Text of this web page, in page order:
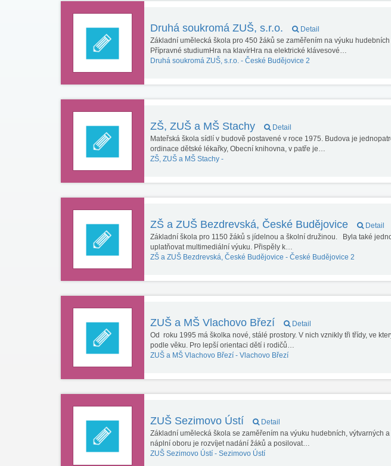
Druhá soukromá ZUŠ, s.r.o.
Detail
Základní umělecká škola pro 450 žáků se zaměřením na výuku
Přípravné studiumHra na klavírHra na elektrické klávesové…
Druhá soukromá ZUŠ, s.r.o. - České Budějovice 2
ZŠ, ZUŠ a MŠ Stachy
Detail
Mateřská škola sídlí v budově postavené v roce 1975. Budova je
ordinace dětské lékařky, Obecní knihovna, v patře je…
ZŠ, ZUŠ a MŠ Stachy -
ZŠ a ZUŠ Bezdrevská, České Budějovice
Detail
Základní škola pro 1150 žáků s jídelnou a školní družinou. Byla také
uplatňovat multimediální výuku. Přispěly k…
ZŠ a ZUŠ Bezdrevská, České Budějovice - České Budějovice 2
ZUŠ a MŠ Vlachovo Březí
Detail
Od roku 1995 má školka nové, stálé prostory. V nich vznikly tři třídy, ve
podle věku. Pro lepší orientaci dětí i rodičů…
ZUŠ a MŠ Vlachovo Březí - Vlachovo Březí
ZUŠ Sezimovo Ústí
Detail
Základní umělecká škola se zaměřením na výuku hudebních, výtvarných
náplní oboru je rozvíjet nadání žáků a posilovat…
ZUŠ Sezimovo Ústí - Sezimovo Ústí